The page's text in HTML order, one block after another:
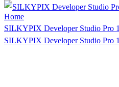
SILKYPIX Developer Studio Pro
SILKYPIX Developer Studio Pro